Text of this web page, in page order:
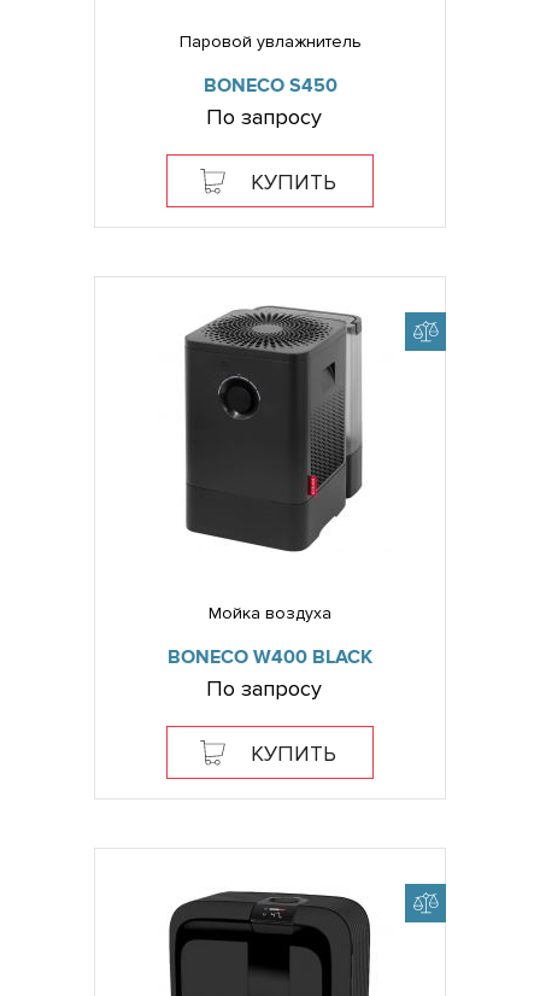
Паровой увлажнитель
BONECO S450
По запросу
КУПИТЬ
Мойка воздуха
BONECO W400 BLACK
По запросу
КУПИТЬ